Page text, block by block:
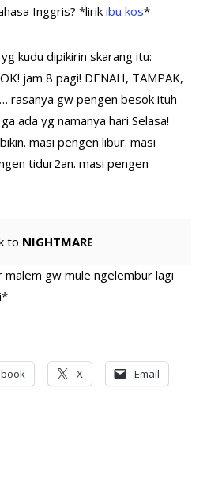
Inggris? *lirik ibu kos*
kudu dipikirin skarang itu:
jam 8 pagi! DENAH, TAMPAK,
rasanya gw pengen besok ituh
ada yg namanya hari Selasa!
masi pengen libur. masi
tidur2an. masi pengen
to NIGHTMARE
malem gw mule ngelembur lagi
X Email